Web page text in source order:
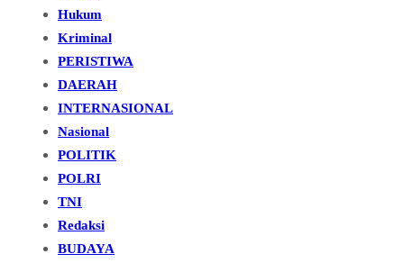
Hukum
Kriminal
PERISTIWA
DAERAH
INTERNASIONAL
Nasional
POLITIK
POLRI
TNI
Redaksi
BUDAYA